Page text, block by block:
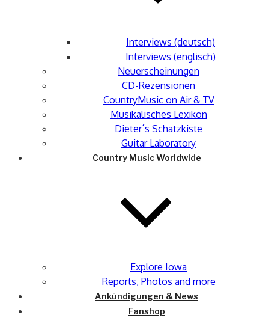
Interviews (deutsch)
Interviews (englisch)
Neuerscheinungen
CD-Rezensionen
CountryMusic on Air & TV
Musikalisches Lexikon
Dieter´s Schatzkiste
Guitar Laboratory
Country Music Worldwide
Explore Iowa
Reports, Photos and more
Ankündigungen & News
Fanshop